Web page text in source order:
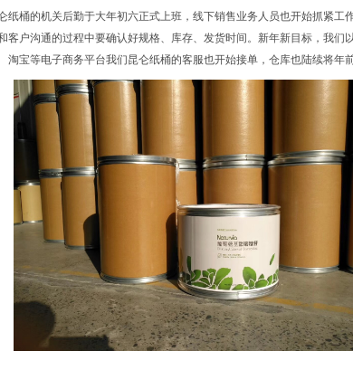
纸桶的机关后勤于大年初六正式上班，线下销售业务人员也开始抓紧工
客户沟通的过程中要确认好规格、库存、发货时间。新年新目标，我们
淘宝等电子商务平台我们昆仑纸桶的客服也开始接单，仓库也陆续将年